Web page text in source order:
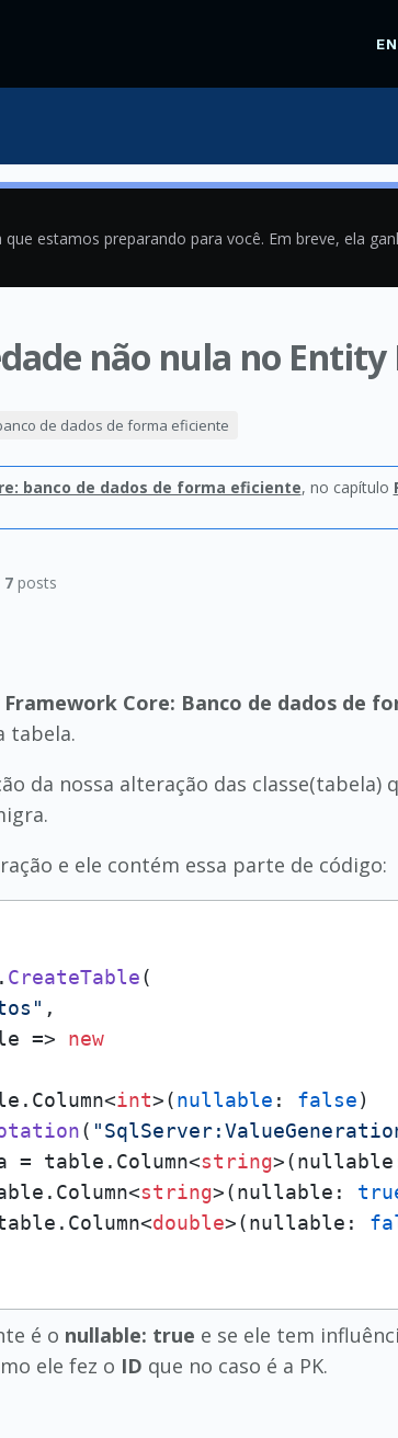
estamos preparando para você. Em breve, ela
não nula no
de dados de forma eficiente
banco de dados de forma eficiente, no capítulo
7posts
Core: Banco de dados de
tabela.
da nossa alteração das classe(tabela)
e ele contém essa parte de código:
CreateTable(
,
=> new
int>(nullable : false)
(
= table.Column<
string
string>(nullable:
double>(nullable:
é o nullable: true e se ele tem
ele fez o ID que no caso é a PK.